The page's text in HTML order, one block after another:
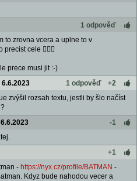
1 odpověď
to zrovna vcera a uplne to v
cele 🤷🏻‍♂️
prece musi jit :-)
1 odpověď
+2
zvýšil rozsah textu, jestli by šlo načíst
-1
+1
- https://nyx.cz/profile/BATMAN -
Kdyz bude nahodou vecer a